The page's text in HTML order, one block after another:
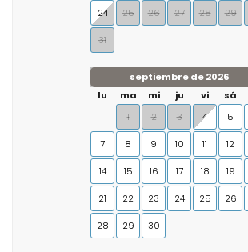
24 25 26 27 28 29
31
septiembre de 2026
lu
ma mi ju vi sá
1
2 3 4 5
7 8 9 10 11 12
14 15 16 17 18 19
21 22 23 24 25 26
28 29 30